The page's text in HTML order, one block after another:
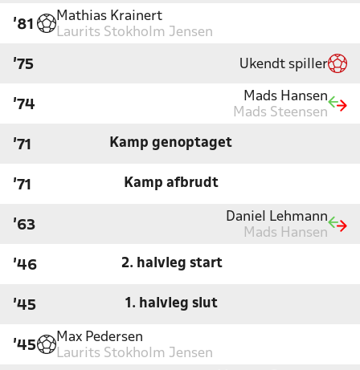
'81
Mathias Krainert
Laurits Stokholm Jensen
'75 Ukendt spiller
'74
Mads Hansen
Mads Steensen
'71 Kamp genoptaget
'71 Kamp afbrudt
'63
Daniel Lehmann
Mads Hansen
'46 2. halvleg start
'45 1. halvleg slut
'45
Max Pedersen
Laurits Stokholm Jensen